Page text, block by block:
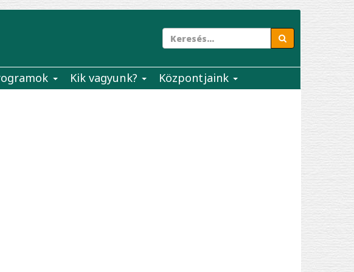
Kik vagyunk? Központjaink